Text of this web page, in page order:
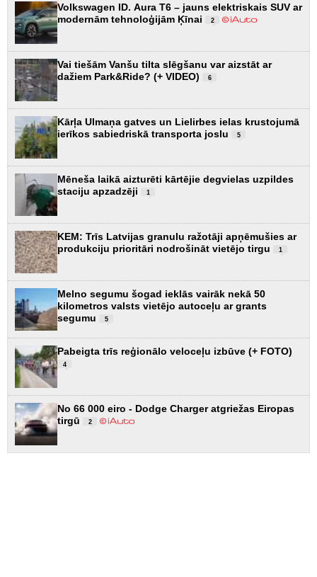
Volkswagen ID. Aura T6 – jauns elektriskais SUV ar
modernām tehnoloģijām Ķīnai
2
Vai tiešām Vanšu tilta slēgšanu var aizstāt ar
dažiem Park&Ride? (+ VIDEO)
6
Kārļa Ulmaņa gatves un Lielirbes ielas krustojumā
ierīkos sabiedriskā transporta joslu
5
Mēneša laikā aizturēti kārtējie degvielas uzpildes
staciju apzadzēji
1
KEM: Trīs Latvijas granulu ražotāji apņēmušies ar
produkciju prioritāri nodrošināt vietējo tirgu
1
Melno segumu šogad ieklās vairāk nekā 50
kilometros valsts vietējo autoceļu ar grants
segumu
5
Pabeigta trīs reģionālo veloceļu izbūve (+ FOTO)
4
No 66 000 eiro - Dodge Charger atgriežas Eiropas
tirgū
2